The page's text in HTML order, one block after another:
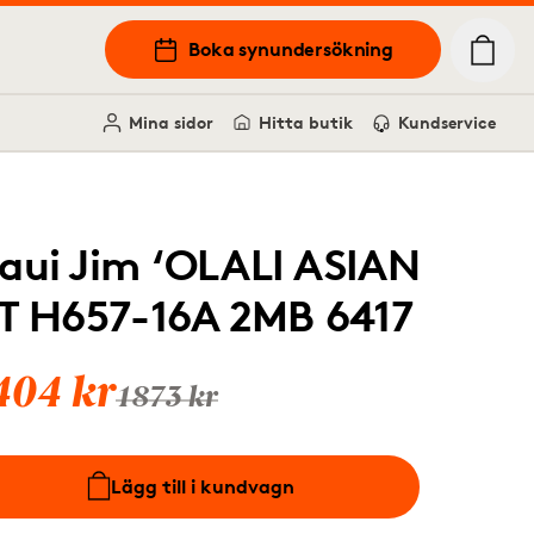
Boka synundersökning
Mina sidor Hitta butik Kundservice
Jim ‘OLALI ASIAN
H657-16A 2MB 6417
kr1873 kr
Lägg till i kundvagn